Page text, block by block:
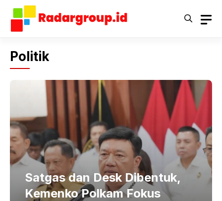
Langsung
Politik
Satgas dan Desk Dibentuk,
Kemenko Polkam Fokus